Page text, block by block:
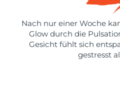
Nach nur einer Woche
Glow durch die
Gesicht fühlt sich
gestresst